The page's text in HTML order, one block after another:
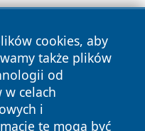
i jest polecany
chorób
czy kleszczowe
– przenoszonych
środki – głównie
cookies, aby
także plików
od
w celach
i
te mogą być